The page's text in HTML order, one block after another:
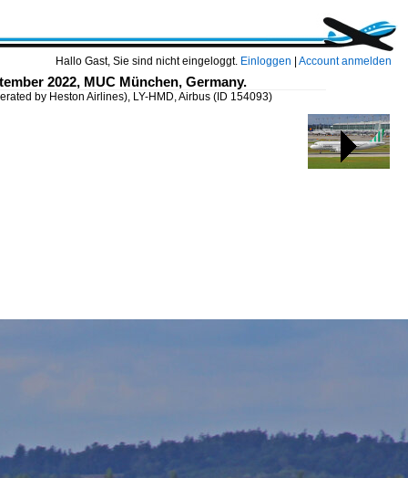
Hallo Gast, Sie sind nicht eingeloggt. Einloggen Account anmelden
2022, MUC München, Germany.
by Heston Airlines), LY-HMD, Airbus (ID 154093)